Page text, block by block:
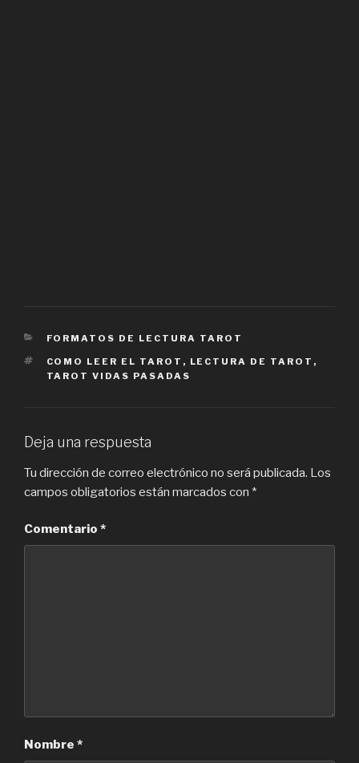
CATEGORÍAS
FORMATOS DE LECTURA TAROT
ETIQUETAS
COMO LEER EL TAROT , LECTURA DE TAROT ,
TAROT VIDAS PASADAS
Deja una respuesta
Tu dirección de correo electrónico no será publicada. Los
campos obligatorios están marcados con *
Comentario *
Nombre *